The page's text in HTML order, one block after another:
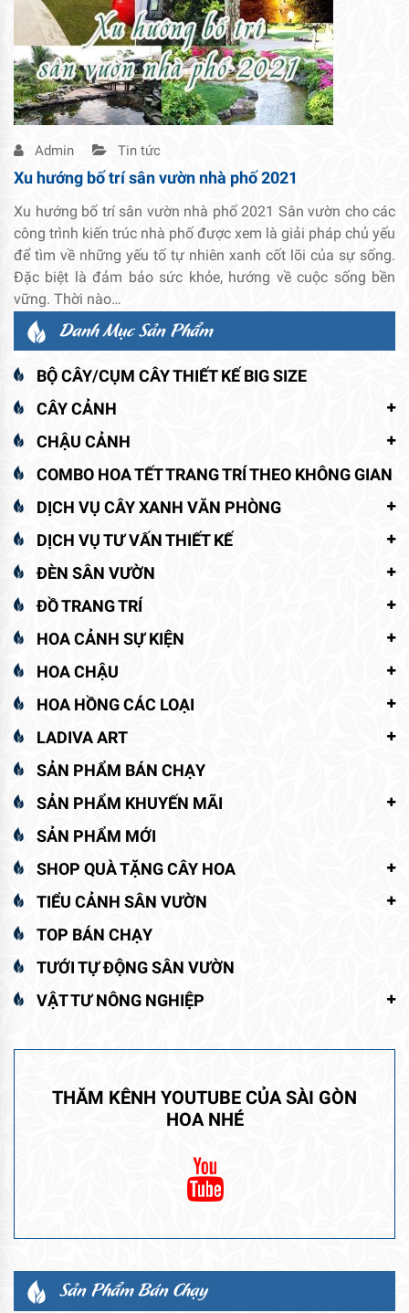
Admin Tin tức
Xu hướng bố trí sân vườn nhà phố 2021
Xu hướng bố trí sân vườn nhà phố 2021 Sân vườn cho các
công trình kiến trúc nhà phố được xem là giải pháp chủ yếu
để tìm về những yếu tố tự nhiên xanh cốt lõi của sự sống.
Đặc biệt là đảm bảo sức khỏe, hướng về cuộc sống bền
vững. Thời nào…
Danh Mục Sản Phẩm
BỘ CÂY/CỤM CÂY THIẾT KẾ BIG SIZE
CÂY CẢNH
CHẬU CẢNH
COMBO HOA TẾT TRANG TRÍ THEO KHÔNG GIAN
DỊCH VỤ CÂY XANH VĂN PHÒNG
DỊCH VỤ TƯ VẤN THIẾT KẾ
ĐÈN SÂN VƯỜN
ĐỒ TRANG TRÍ
HOA CẢNH SỰ KIỆN
HOA CHẬU
HOA HỒNG CÁC LOẠI
LADIVA ART
SẢN PHẨM BÁN CHẠY
SẢN PHẨM KHUYẾN MÃI
SẢN PHẨM MỚI
SHOP QUÀ TẶNG CÂY HOA
TIỂU CẢNH SÂN VƯỜN
TOP BÁN CHẠY
TƯỚI TỰ ĐỘNG SÂN VƯỜN
VẬT TƯ NÔNG NGHIỆP
THĂM KÊNH YOUTUBE CỦA SÀI GÒN
HOA NHÉ
Sản Phẩm Bán Chạy